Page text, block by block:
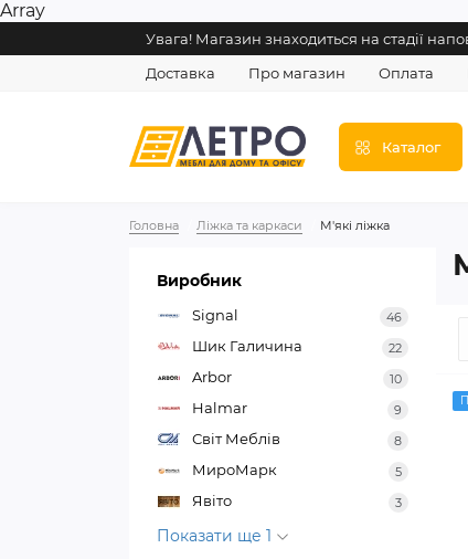
Array
Увага! Магазин знаходиться на стадії
Доставка
Про магазин Оплата
Каталог
Головна Ліжка та каркаси М'які ліжка
Виробник
Signal 46
Шик Галичина 22
Arbor 10
Halmar 9
Світ Меблів 8
МироМарк 5
Явіто 3
Показати ще 1